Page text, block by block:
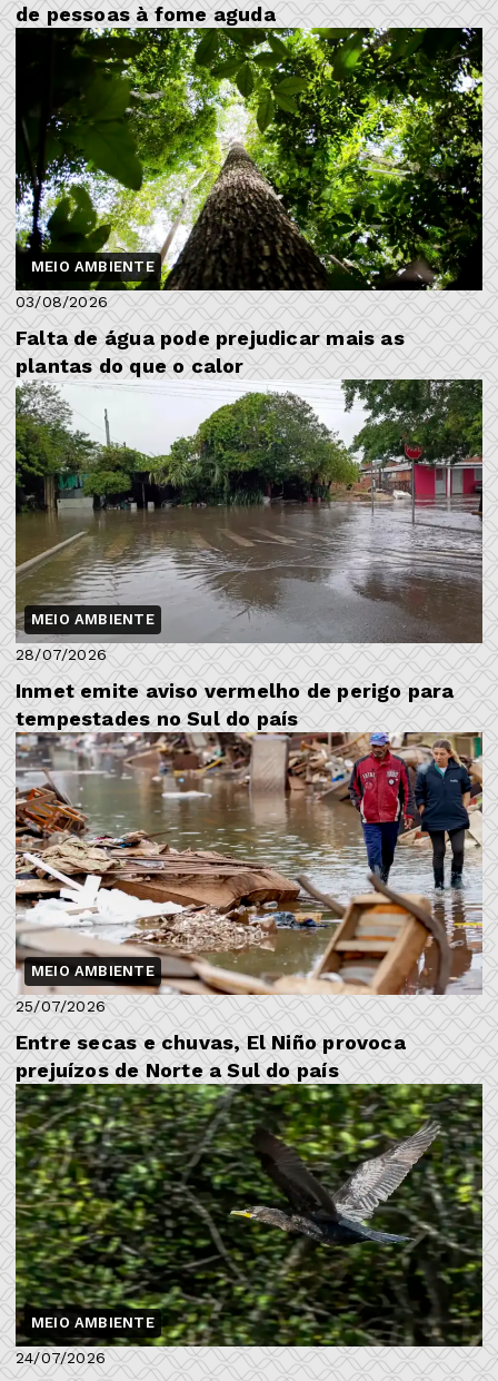
de pessoas à fome aguda
MEIO AMBIENTE
03/08/2026
Falta de água pode prejudicar mais as
plantas do que o calor
MEIO AMBIENTE
28/07/2026
Inmet emite aviso vermelho de perigo para
tempestades no Sul do país
MEIO AMBIENTE
25/07/2026
Entre secas e chuvas, El Niño provoca
prejuízos de Norte a Sul do país
MEIO AMBIENTE
24/07/2026